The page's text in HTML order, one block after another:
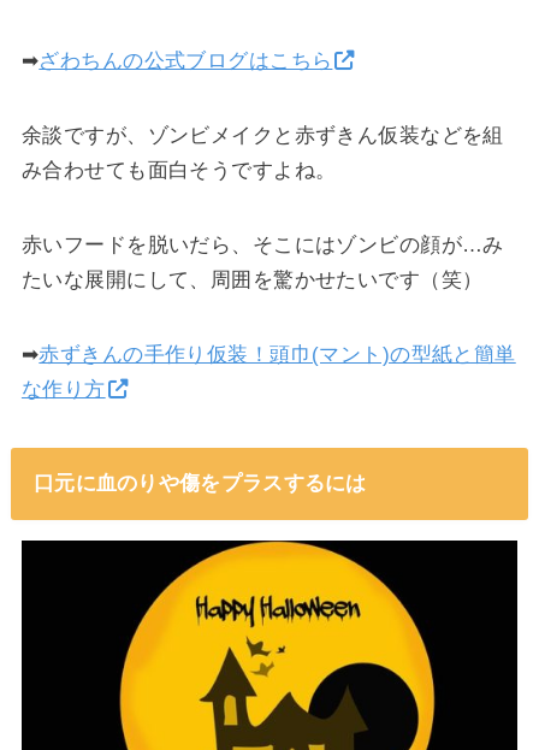
➡ざわちんの公式ブログはこちら
余談ですが、ゾンビメイクと赤ずきん仮装などを組
み合わせても面白そうですよね。
赤いフードを脱いだら、そこにはゾンビの顔が…み
たいな展開にして、周囲を驚かせたいです（笑）
➡赤ずきんの手作り仮装！頭巾(マント)の型紙と簡単
な作り方
口元に血のりや傷をプラスするには